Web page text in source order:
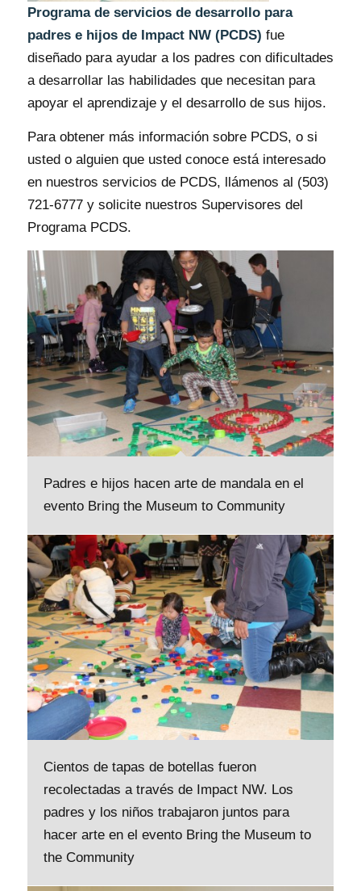
Programa de servicios de desarrollo para
padres e hijos de Impact NW (PCDS) fue
diseñado para ayudar a los padres con dificultades
a desarrollar las habilidades que necesitan para
apoyar el aprendizaje y el desarrollo de sus hijos.
Para obtener más información sobre PCDS, o si
usted o alguien que usted conoce está interesado
en nuestros servicios de PCDS, llámenos al (503)
721-6777 y solicite nuestros Supervisores del
Programa PCDS.
Padres e hijos hacen arte de mandala en el
evento Bring the Museum to Community
Cientos de tapas de botellas fueron
recolectadas a través de Impact NW. Los
padres y los niños trabajaron juntos para
hacer arte en el evento Bring the Museum to
the Community